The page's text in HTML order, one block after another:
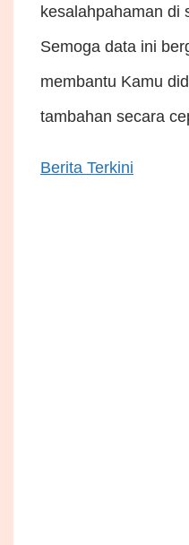
kesalahpahaman di
Semoga data ini
membantu Kamu
tambahan secara
Berita Terkini